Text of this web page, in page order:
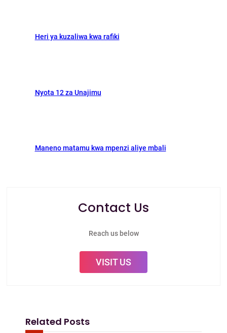
Heri ya kuzaliwa kwa rafiki
Nyota 12 za Unajimu
Maneno matamu kwa mpenzi aliye mbali
Contact Us
Reach us below
VISIT US
Related Posts